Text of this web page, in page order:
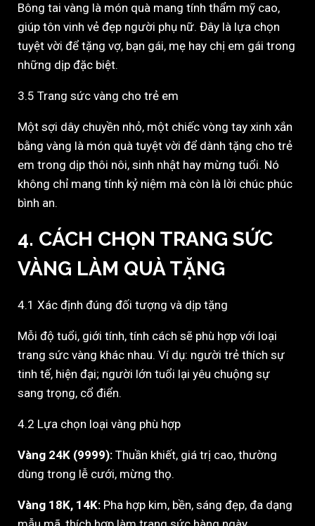
Bông tai vàng là món quà mang tính thẩm mỹ cao,
giúp tôn vinh vẻ đẹp người phụ nữ. Đây là lựa chọn
tuyệt vời để tặng vợ, bạn gái, mẹ hay chị em gái trong
những dịp đặc biệt.
3.5 Trang sức vàng cho trẻ em
Một sợi dây chuyền nhỏ, một chiếc vòng tay xinh xắn
bằng vàng là món quà tuyệt vời để dành tặng cho trẻ
em trong dịp thôi nôi, sinh nhật hay mừng tuổi. Nó
không chỉ mang tính kỷ niệm mà còn là lời chúc phúc
bình an.
4. CÁCH CHỌN TRANG SỨC
VÀNG LÀM QUÀ TẶNG
4.1 Xác định đúng đối tượng và dịp tặng
Mỗi độ tuổi, giới tính, tính cách sẽ phù hợp với loại
trang sức vàng khác nhau. Ví dụ: người trẻ thích sự
tinh tế, hiện đại; người lớn tuổi lại yêu chuộng sự
sang trọng, cổ điển.
4.2 Lựa chọn loại vàng phù hợp
Vàng 24K (9999): Thuần khiết, giá trị cao, thường
dùng trong lễ cưới, mừng thọ.
Vàng 18K, 14K: Pha hợp kim, bền, sáng đẹp, đa dạng